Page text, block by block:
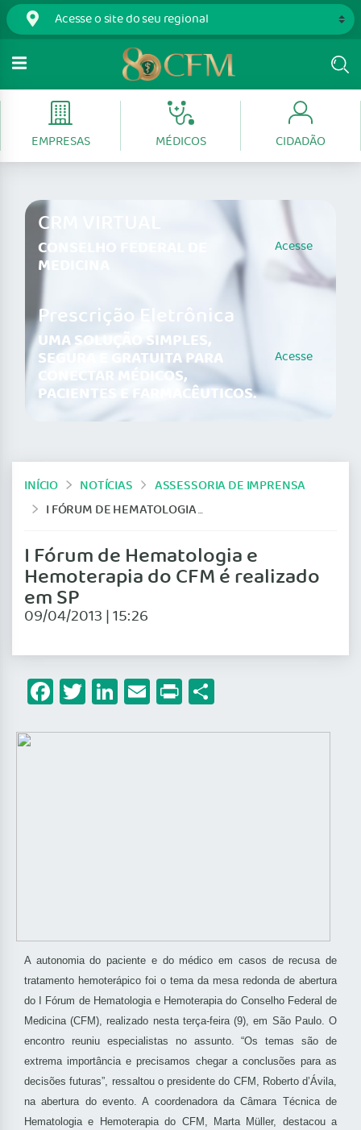
EMPRESAS MÉDICOS CIDADÃO
CRM VIRTUAL
CONSELHO FEDERAL DE
MEDICINA
Acesse
Prescrição Eletrônica
UMA SOLUÇÃO SIMPLES,
SEGURA E GRATUITA PARA
CONECTAR MÉDICOS,
PACIENTES E FARMACÊUTICOS.
Acesse
INÍCIO NOTÍCIAS
ASSESSORIA DE IMPRENSA
I FÓRUM DE HEMATOLOGIA E HEMOTERAPIA DO CFM É REALIZADO EM SP
I Fórum de Hematologia e
Hemoterapia do CFM é realizado
em SP
09/04/2013 | 15:26
Facebook
Twitter
LinkedIn
Email
Print
A autonomia do paciente e do médico em casos de recusa de
tratamento hemoterápico foi o tema da mesa redonda de abertura
do I Fórum de Hematologia e Hemoterapia do Conselho Federal de
Medicina (CFM), realizado nesta terça-feira (9), em São Paulo. O
encontro reuniu especialistas no assunto. “Os temas são de
extrema importância e precisamos chegar a conclusões para as
decisões futuras”, ressaltou o presidente do CFM, Roberto d’Ávila,
na abertura do evento. A coordenadora da Câmara Técnica de
Hematologia e Hemoterapia do CFM, Marta Müller, destacou a